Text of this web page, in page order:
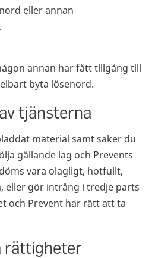
eller annan
annan har fått tillgång till
byta lösenord.
tjänsterna
material samt saker du
gällande lag och Prevents
vara olagligt, hotfullt,
eller gör intrång i tredje parts
och Prevent har rätt att ta
rättigheter